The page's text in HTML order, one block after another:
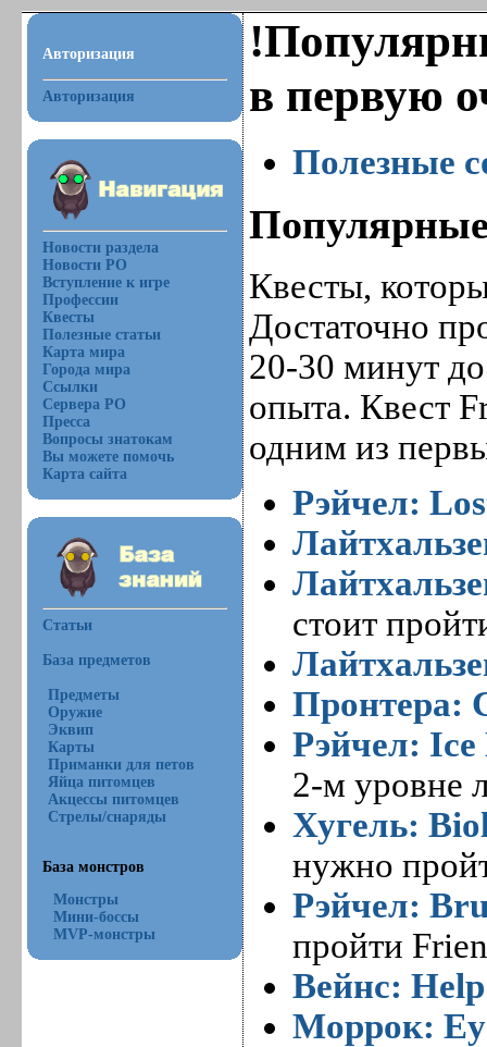
Авторизация
Авторизация
Новости раздела
Новости РО
Вступление к игре
Профессии
Квесты
Полезные статьи
Карта мира
Города мира
Ссылки
Сервера РО
Пресса
Вопросы знатокам
Вы можете помочь
Карта сайта
Статьи
База предметов
Предметы
Оружие
Эквип
Карты
Приманки для петов
Яйца питомцев
Акцессы питомцев
Стрелы/снаряды
База монстров
Монстры
Мини-боссы
MVP-монстры
в первую
Полезные
Квесты,
Достаточно
20-30 минут
опыта. Квест
одним из
Рэйчел:
стоит
Пронтера:
Рэйчел: Ice
2-м уровне
Хугель:
нужно
Рэйчел:
пройти
Вейнс:
Моррок: